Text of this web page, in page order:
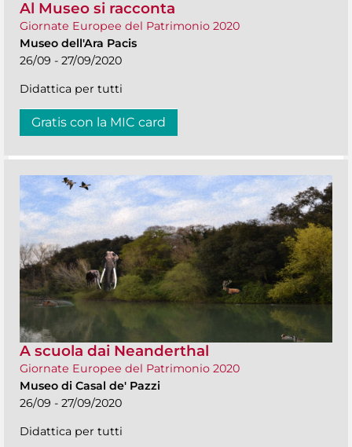
Al Museo si racconta
Giornate Europee del Patrimonio 2020
Museo dell'Ara Pacis
26/09 - 27/09/2020
Didattica per tutti
Gratis con la MIC card
A scuola dai Neanderthal
Giornate Europee del Patrimonio 2020
Museo di Casal de' Pazzi
26/09 - 27/09/2020
Didattica per tutti